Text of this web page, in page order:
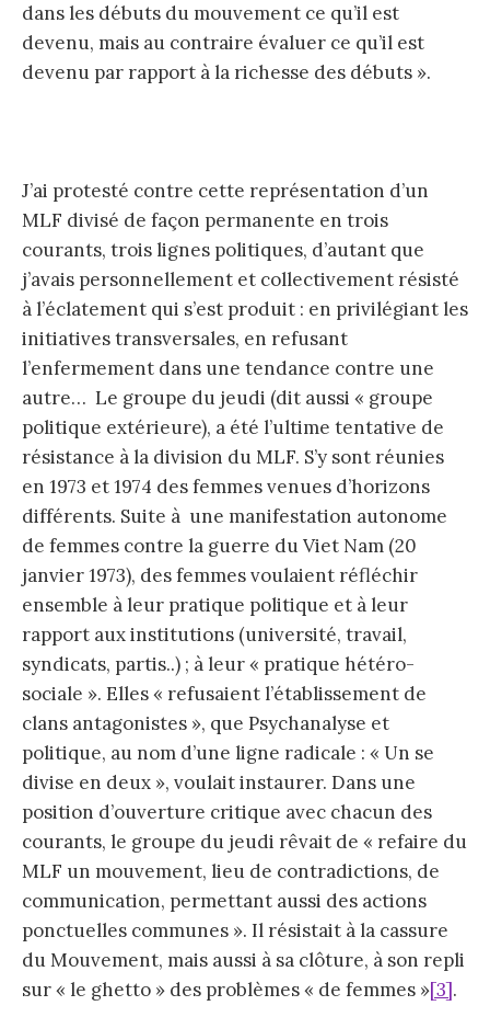
dans les débuts du mouvement ce qu’il est
devenu, mais au contraire évaluer ce qu’il est
devenu par rapport à la richesse des débuts ».
J’ai protesté contre cette représentation d’un
MLF divisé de façon permanente en trois
courants, trois lignes politiques, d’autant que
j’avais personnellement et collectivement résisté
à l’éclatement qui s’est produit : en privilégiant les
initiatives transversales, en refusant
l’enfermement dans une tendance contre une
autre… Le groupe du jeudi (dit aussi « groupe
politique extérieure), a été l’ultime tentative de
résistance à la division du MLF. S’y sont réunies
en 1973 et 1974 des femmes venues d’horizons
différents. Suite à une manifestation autonome
de femmes contre la guerre du Viet Nam (20
janvier 1973), des femmes voulaient réfléchir
ensemble à leur pratique politique et à leur
rapport aux institutions (université, travail,
syndicats, partis..) ; à leur « pratique hétéro-
sociale ». Elles « refusaient l’établissement de
clans antagonistes », que Psychanalyse et
politique, au nom d’une ligne radicale : « Un se
divise en deux », voulait instaurer. Dans une
position d’ouverture critique avec chacun des
courants, le groupe du jeudi rêvait de « refaire du
MLF un mouvement, lieu de contradictions, de
communication, permettant aussi des actions
ponctuelles communes ». Il résistait à la cassure
du Mouvement, mais aussi à sa clôture, à son repli
sur « le ghetto » des problèmes « de femmes »[3].